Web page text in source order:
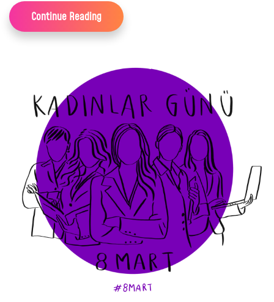
Continue Reading